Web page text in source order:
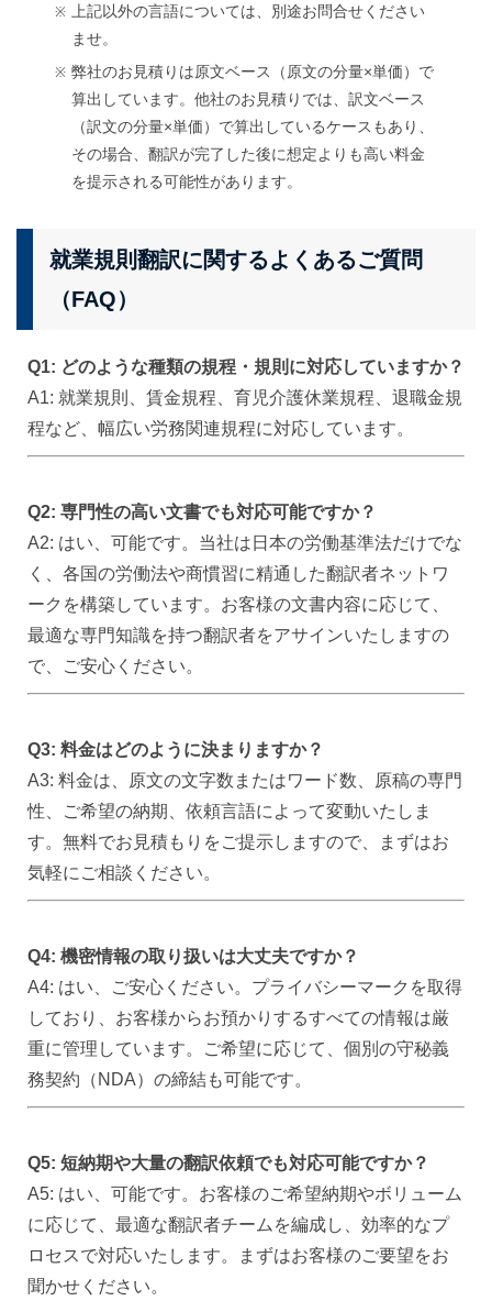
上記以外の言語については、別途お問合せください
ませ。
弊社のお見積りは原文ベース（原文の分量×単価）で
算出しています。他社のお見積りでは、訳文ベース
（訳文の分量×単価）で算出しているケースもあり、
その場合、翻訳が完了した後に想定よりも高い料金
を提示される可能性があります。
就業規則翻訳に関するよくあるご質問
（FAQ）
Q1: どのような種類の規程・規則に対応していますか？
A1: 就業規則、賃金規程、育児介護休業規程、退職金規
程など、幅広い労務関連規程に対応しています。
Q2: 専門性の高い文書でも対応可能ですか？
A2: はい、可能です。当社は日本の労働基準法だけでな
く、各国の労働法や商慣習に精通した翻訳者ネットワ
ークを構築しています。お客様の文書内容に応じて、
最適な専門知識を持つ翻訳者をアサインいたしますの
で、ご安心ください。
Q3: 料金はどのように決まりますか？
A3: 料金は、原文の文字数またはワード数、原稿の専門
性、ご希望の納期、依頼言語によって変動いたしま
す。無料でお見積もりをご提示しますので、まずはお
気軽にご相談ください。
Q4: 機密情報の取り扱いは大丈夫ですか？
A4: はい、ご安心ください。プライバシーマークを取得
しており、お客様からお預かりするすべての情報は厳
重に管理しています。ご希望に応じて、個別の守秘義
務契約（NDA）の締結も可能です。
Q5: 短納期や大量の翻訳依頼でも対応可能ですか？
A5: はい、可能です。お客様のご希望納期やボリューム
に応じて、最適な翻訳者チームを編成し、効率的なプ
ロセスで対応いたします。まずはお客様のご要望をお
聞かせください。